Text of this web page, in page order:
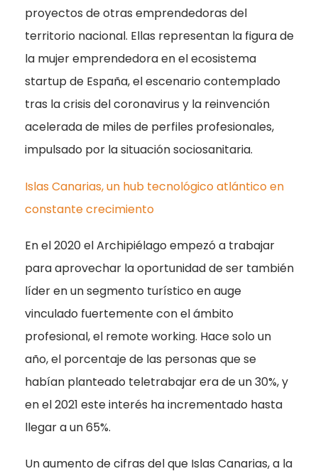
proyectos de otras emprendedoras del
territorio nacional. Ellas representan la figura de
la mujer emprendedora en el ecosistema
startup de España, el escenario contemplado
tras la crisis del coronavirus y la reinvención
acelerada de miles de perfiles profesionales,
impulsado por la situación sociosanitaria.
Islas Canarias, un hub tecnológico atlántico en
constante crecimiento
En el 2020 el Archipiélago empezó a trabajar
para aprovechar la oportunidad de ser también
líder en un segmento turístico en auge
vinculado fuertemente con el ámbito
profesional, el remote working. Hace solo un
año, el porcentaje de las personas que se
habían planteado teletrabajar era de un 30%, y
en el 2021 este interés ha incrementado hasta
llegar a un 65%.
Un aumento de cifras del que Islas Canarias, a la